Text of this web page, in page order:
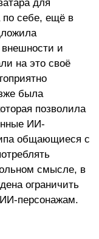
по себе, ещё в
и
на это своё
была
позволила
ИИ-
общающиеся с
смысле, в
ограничить
ИИ-персонажам.